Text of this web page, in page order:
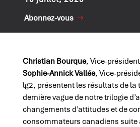
Abonnez-vous
Christian Bourque, Vice-
Sophie-Annick Vallée, Vice-
lg2, présentent les résultats de la
dernière vague de notre trilogie
changements d’attitudes et de
consommateurs canadiens suite